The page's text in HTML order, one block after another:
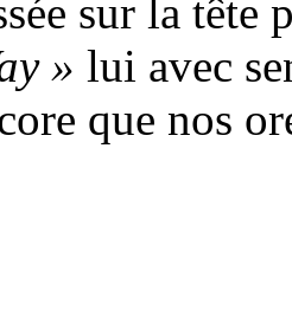
sur la
» lui avec
que nos